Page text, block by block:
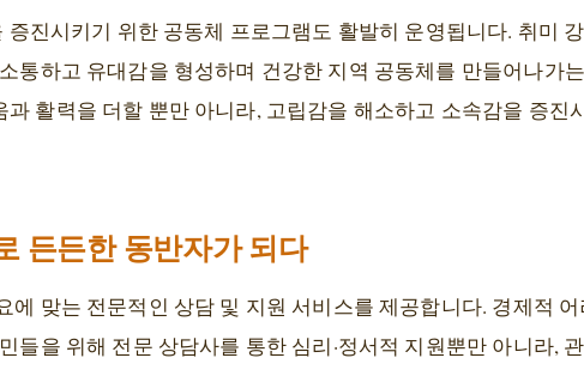
진시키기 위한 공동체 프로그램도 활발히 운영됩니다. 취미
통하고 유대감을 형성하며 건강한 지역 공동체를 만들어나가
활력을 더할 뿐만 아니라, 고립감을 해소하고 소속감을 증진
든든한 동반자가 되다
에 맞는 전문적인 상담 및 지원 서비스를 제공합니다. 경제적
들을 위해 전문 상담사를 통한 심리·정서적 지원뿐만 아니라,